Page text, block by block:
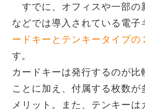
すでに、オフィスや一部の
などでは導入されている電子
ードキーとテンキータイプの
す。
カードキーは発行するのが比
ことに加え、付属する枚数が
メリット。また、テンキー